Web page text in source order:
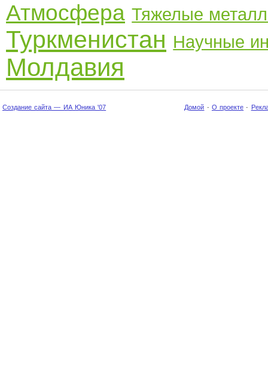
Атмосфера Тяжелые
Туркменистан Научные
Молдавия
Создание сайта — ИА Юника '07 Домой · О проекте ·